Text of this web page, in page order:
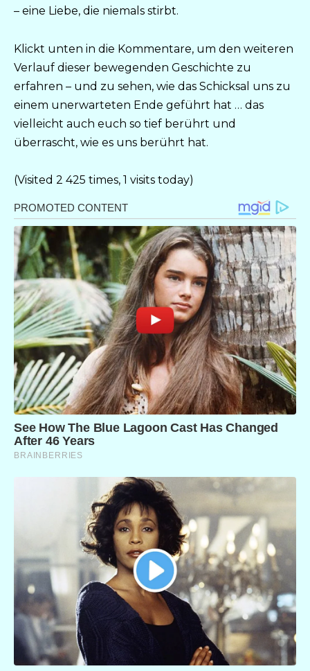
– eine Liebe, die niemals stirbt.
Klickt unten in die Kommentare, um den weiteren
Verlauf dieser bewegenden Geschichte zu
erfahren – und zu sehen, wie das Schicksal uns zu
einem unerwarteten Ende geführt hat … das
vielleicht auch euch so tief berührt und
überrascht, wie es uns berührt hat.
(Visited 2 425 times, 1 visits today)